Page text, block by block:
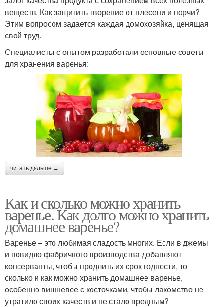
веществ. Как защитить творение от плесени и порчи?
Этим вопросом задается каждая домохозяйка, ценящая
свой труд.
Специалисты с опытом разработали основные советы
для хранения варенья:
читать дальше →
Как и сколько можно хранить
варенье. Как долго можно хранить
домашнее варенье?
Варенье – это любимая сладость многих. Если в джемы
и повидло фабричного производства добавляют
консерванты, чтобы продлить их срок годности, то
сколько и как можно хранить домашнее варенье,
особенно вишневое с косточками, чтобы лакомство не
утратило своих качеств и не стало вредным?